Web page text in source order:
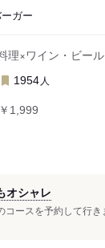
ガー
理×ワイン・ビー
1954 人
1,999
オシャレ
ースを予約して行